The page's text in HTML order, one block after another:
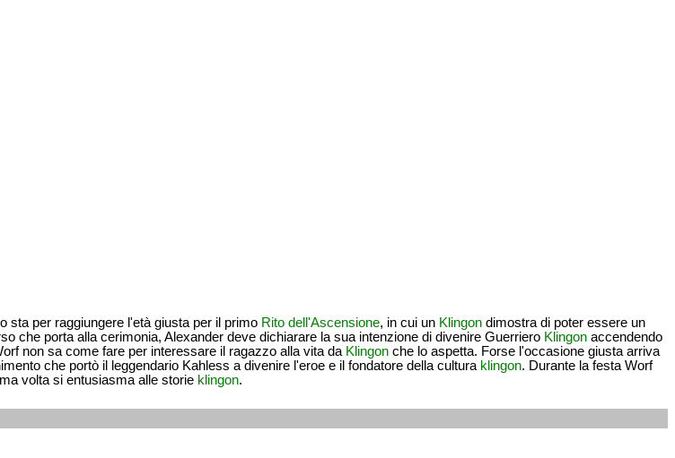
sta per raggiungere l'età giusta per il primo Rito dell'Ascensione, in cui un Klingon dimostra di poter essere un
che porta alla cerimonia, Alexander deve dichiarare la sua intenzione di divenire Guerriero Klingon accendendo
non sa come fare per interessare il ragazzo alla vita da Klingon che lo aspetta. Forse l'occasione giusta arriva
che portò il leggendario Kahless a divenire l'eroe e il fondatore della cultura klingon. Durante la festa Worf
volta si entusiasma alle storie klingon.